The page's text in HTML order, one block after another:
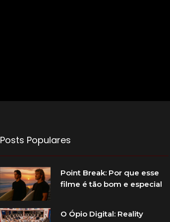
Posts Populares
Point Break: Por que esse
filme é tão bom e especial
O Ópio Digital: Reality